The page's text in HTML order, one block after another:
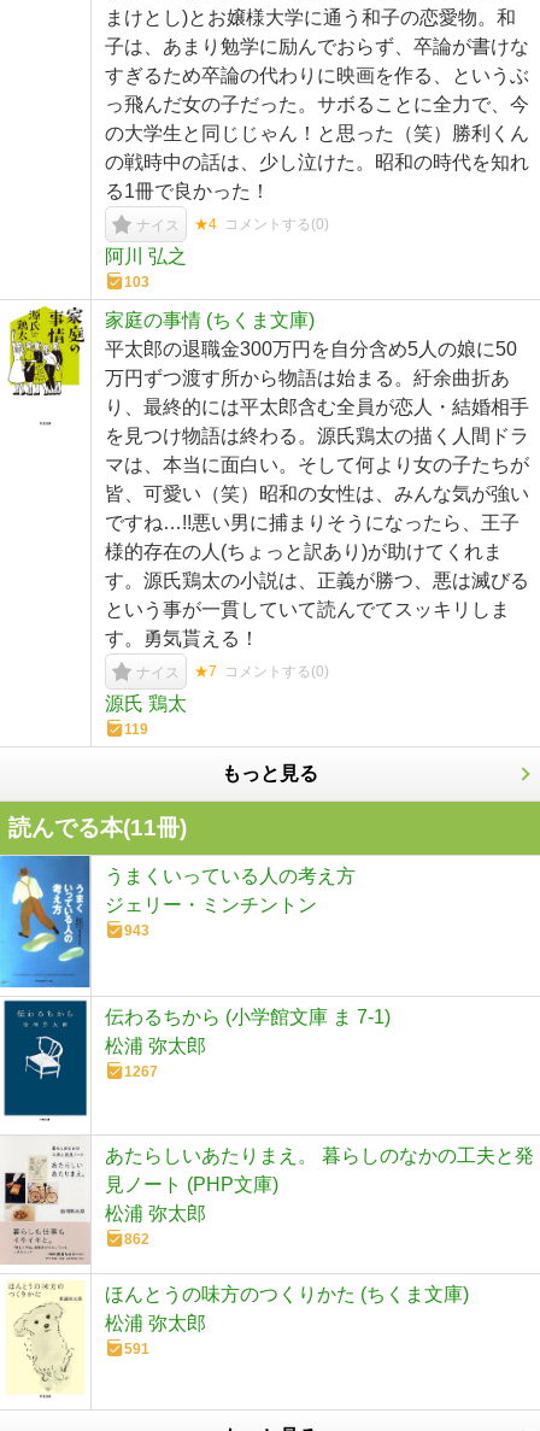
まけとし)とお嬢様大学に通う和子の恋愛物。和
子は、あまり勉学に励んでおらず、卒論が書けな
すぎるため卒論の代わりに映画を作る、というぶ
っ飛んだ女の子だった。サボることに全力で、今
の大学生と同じじゃん！と思った（笑）勝利くん
の戦時中の話は、少し泣けた。昭和の時代を知れ
る1冊で良かった！
ナイス ★4 コメントする(0)
阿川 弘之
103
家庭の事情 (ちくま文庫)
平太郎の退職金300万円を自分含め5人の娘に50
万円ずつ渡す所から物語は始まる。紆余曲折あ
り、最終的には平太郎含む全員が恋人・結婚相手
を見つけ物語は終わる。源氏鶏太の描く人間ドラ
マは、本当に面白い。そして何より女の子たちが
皆、可愛い（笑）昭和の女性は、みんな気が強い
ですね…!!悪い男に捕まりそうになったら、王子
様的存在の人(ちょっと訳あり)が助けてくれま
す。源氏鶏太の小説は、正義が勝つ、悪は滅びる
という事が一貫していて読んでてスッキリしま
す。勇気貰える！
ナイス ★7 コメントする(0)
源氏 鶏太
119
もっと見る
読んでる本(11冊)
うまくいっている人の考え方
ジェリー・ミンチントン
943
伝わるちから (小学館文庫 ま 7-1)
松浦 弥太郎
1267
あたらしいあたりまえ。 暮らしのなかの工夫と発
見ノート (PHP文庫)
松浦 弥太郎
862
ほんとうの味方のつくりかた (ちくま文庫)
松浦 弥太郎
591